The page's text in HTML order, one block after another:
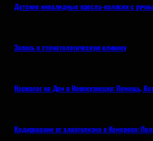
Детские инвалидные кресла-коляски с
Запись в стоматологическую клинику
Нарколог на Дом в Новокузнецке: Помощь,
Кодирование от алкоголизма в Кемерово: